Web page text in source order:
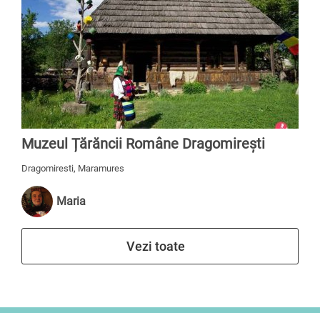
Muzeul Țărăncii Române Dragomirești
Dragomiresti, Maramures
Maria
Vezi toate